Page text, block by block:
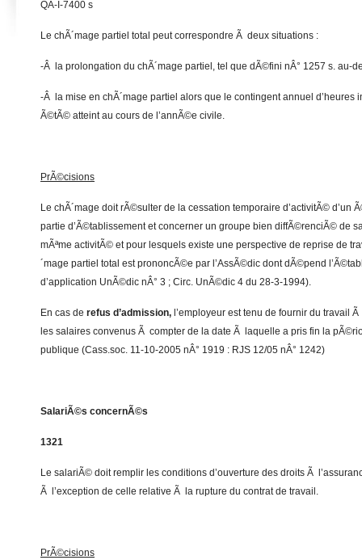
QA-I-7400 s
Le chÃ´mage partiel total peut correspondre Ã deux situations :
-Â la prolongation du chÃ´mage partiel, tel que dÃ©fini nÂ° 1257 s. au-
-Â la mise en chÃ´mage partiel alors que le contingent annuel
Ã©tÃ© atteint au cours de l’annÃ©e civile.
PrÃ©cisions
Le chÃ´mage doit rÃ©sulter de la cessation temporaire d’activitÃ© d’un
partie d’Ã©tablissement et concerner un groupe bien diffÃ©renciÃ© de
mÃªme activitÃ© et pour lesquels existe une perspective de reprise de
´mage partiel total est prononcÃ©e par l’AssÃ©dic dont dÃ©pend
d’application UnÃ©dic nÂ° 3 ; Circ. UnÃ©dic 4 du 28-3-1994).
En cas de refus d’admission, l’employeur est tenu de fournir du travail
les salaires convenus Ã compter de la date Ã laquelle a pris fin la
publique (Cass.soc. 11-10-2005 nÂ° 1919 : RJS 12/05 nÂ° 1242)
SalariÃ©s concernÃ©s
1321
Le salariÃ© doit remplir les conditions d’ouverture des droits Ã
Ã l’exception de celle relative Ã la rupture du contrat de travail.
PrÃ©cisions